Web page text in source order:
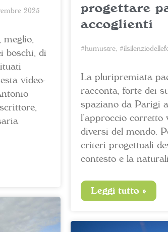
2025
boschi, di
video-
progettare
accoglienti
#humustre,
La pluripremiata
racconta, forte dei
spaziano da Parigi
l’approccio corretto
diversi del mondo.
criteri progettuali
contesto e la
Leggi tutto »